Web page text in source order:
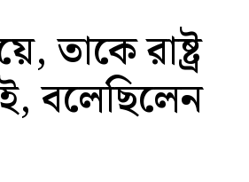
রাষ্ট্র
বলেছিলেন